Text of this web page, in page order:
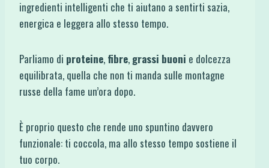
ingredienti intelligenti che ti aiutano a sentirti sazia,
energica e leggera allo stesso tempo.
Parliamo di proteine, fibre, grassi buoni e dolcezza
equilibrata, quella che non ti manda sulle montagne
russe della fame un’ora dopo.
È proprio questo che rende uno spuntino davvero
funzionale: ti coccola, ma allo stesso tempo sostiene il
tuo corpo.